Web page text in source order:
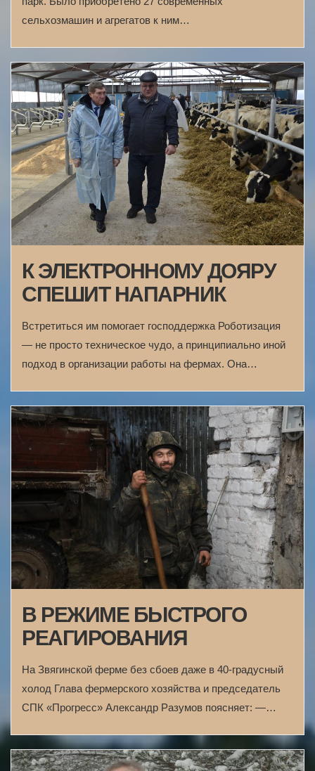
сельхозмашин и агрегатов к ним…
К ЭЛЕКТРОННОМУ ДОЯРУ
СПЕШИТ НАПАРНИК
Встретиться им помогает господдержка Роботизация
— не просто техническое чудо, а принципиально иной
подход в организации работы на фермах. Она…
В РЕЖИМЕ БЫСТРОГО
РЕАГИРОВАНИЯ
На Звягинской ферме без сбоев даже в 40-градусный
холод Глава фермерского хозяйства и председатель
СПК «Прогресс» Александр Разумов поясняет: —…